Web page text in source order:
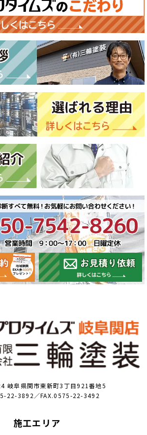
岐阜県関市東新町3丁目921番地5
22-3892／FAX.0575-22-3492
施工エリア